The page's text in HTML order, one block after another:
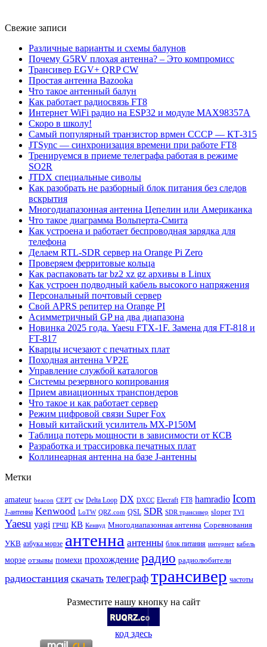
Свежие записи
Различные варианты и схемы балунов
Почему G5RV плохая антенна? – Это компромисс
Трансивер EGV+ QRP CW
Простая антенна Bazooka
Что такое антенный балун
Как работает радиосвязь FT8
Интернет WiFi радио на ESP32 и модуле MAX98357A
Скоро в школу!
Самый популярный транзистор врмен СССР — КТ-315
JTSync — синхронизация времени при работе FT8
Тренируемся в приеме телеграфа работая в режиме
SO2R
JTDX специальные сиволы
Как разобрать не разборный блок питания без следов
вскрытия
Многодиапазонная антенна Цепелин или Американка
Что такое диаграмма Вольперта-Смита
Как устроена и работает беспроводная зарядка для
телефона
Делаем RTL-SDR сервер на Orange Pi Zero
Проверяем ферритовые кольца
Как распаковать tar bz2 xz gz архивы в Linux
Как устроен подводный кабель высокого напряжения
Персональный почтовый сервер
Свой APRS репитер на Orange PI
Асимметричный GP на два диапазона
Новинка 2025 года. Yaesu FTX-1F. Замена для FT-818 и
FT-817
Кварцы исчезают с печатных плат
Походная антенна VP2E
Управление службой каталогов
Системы резервного копирования
Прием авиационных транспондеров
Что такое и как работает сервер
Режим цифровой связи Super Fox
Новый китайский усилитель MX-P150M
Таблица потерь мощности в зависимости от КСВ
Разработка и трассировка печатных плат
Коллинеарная антенна на базе J-антенны
Метки
amateur beacon CEPT cw Delta Loop DX DXCC Elecraft FT8 hamradio Icom
J-антенна Kenwood LoTW QRZ.com QSL SDR SDR трансивер sloper TVI
Yaesu yagi ГРЧЦ КВ Кенвуд Многодиапазонная антенна Соревнования
УКВ азбука морзе антенна антенны блок питания интернет кабель
морзе отзывы помехи прохождение радио радиолюбители
радиостанция скачать телеграфтрансивер частоты
Разместите нашу кнопку на сайт
код здесь